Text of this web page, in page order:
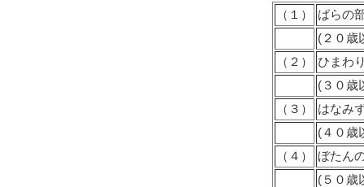
（１）
ばらの
(２０歳
（２）
ひまわ
(３０歳
（３）
はなみ
(４０歳
（４）
ぼたん
(５０歳